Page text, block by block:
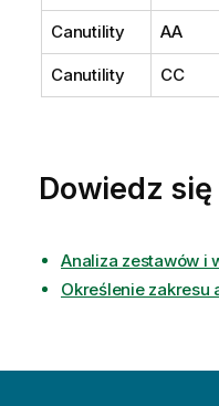
Canutility AA
Canutility CC
Dowiedz
Analiza zestawów i
Określenie zakresu